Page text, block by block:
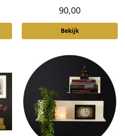
90,00
Bekijk